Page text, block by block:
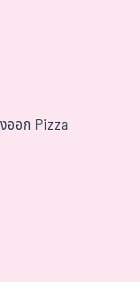
ออก Pizza